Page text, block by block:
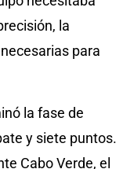
la
para
la fase de
y siete puntos.
Cabo Verde, el